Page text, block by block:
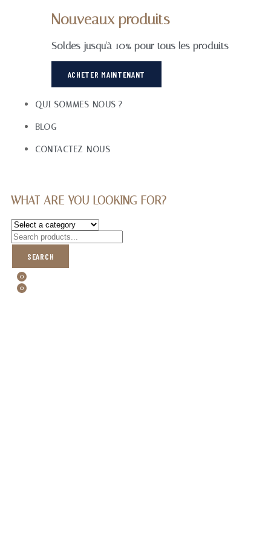
Nouveaux produits
Soldes jusqu'à 10% pour tous les produits
ACHETER MAINTENANT
QUI SOMMES-NOUS ?
BLOG
CONTACTEZ-NOUS
WHAT ARE YOU LOOKING FOR?
SEARCH
0
0